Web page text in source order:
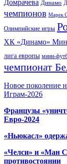
Домрачева Динамо
чемпионов Марек
Олимпийские игры
ХК «Динамо»
лига европы мини-
чемпионат
Новое поколение
Играм-2026
Французы
Евро-2024
«Ньюкасл»
«Челси» и «Ман
противостоянии